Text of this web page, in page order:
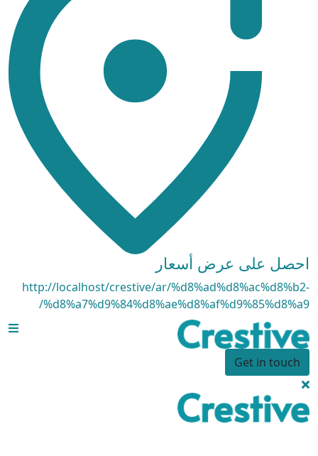
احصل على عرض أسعار
http://localhost/crestive/ar/%d8%ad%d8%ac%d8%b2-
%d8%a7%d9%84%d8%ae%d8%af%d9%85%d8%a9/
Get in touch